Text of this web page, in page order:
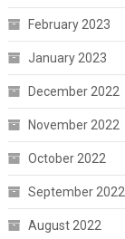
February 2023
January 2023
December 2022
November 2022
October 2022
September 2022
August 2022